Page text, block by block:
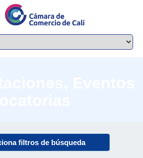
filtros de búsqueda